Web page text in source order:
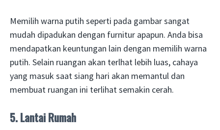
Memilih warna putih seperti pada gambar sangat
mudah dipadukan dengan furnitur apapun. Anda bisa
mendapatkan keuntungan lain dengan memilih warna
putih. Selain ruangan akan terlhat lebih luas, cahaya
yang masuk saat siang hari akan memantul dan
membuat ruangan ini terlihat semakin cerah.
5. Lantai Rumah